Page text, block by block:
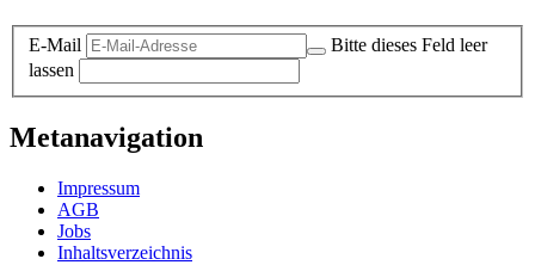
E-Mail
Bitte dieses Feld leer
lassen
Metanavigation
Impressum
AGB
Jobs
Inhaltsverzeichnis